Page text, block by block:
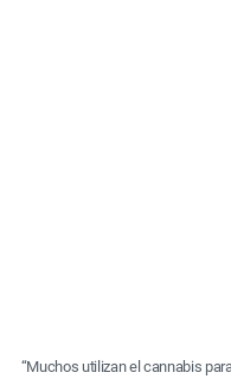
“Muchos utilizan el cannabis